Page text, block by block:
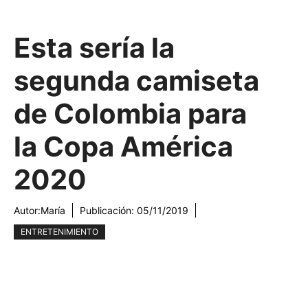
Esta sería la
segunda camiseta
de Colombia para
la Copa América
2020
Autor:María Publicación: 05/11/2019
ENTRETENIMIENTO